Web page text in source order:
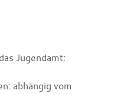
Jugendamt:
abhängig vom